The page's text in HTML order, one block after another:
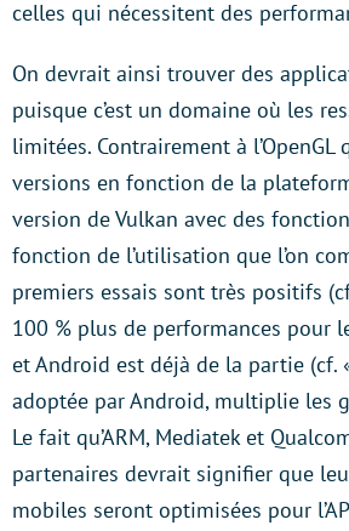
celles qui nécessitent des
On devrait ainsi trouver des
puisque c’est un domaine où les
limitées. Contrairement à l’OpenGL
versions en fonction de la
version de Vulkan avec des
fonction de l’utilisation que l’on
premiers essais sont très positifs
100 % plus de performances pour
et Android est déjà de la partie (cf. «
adoptée par Android, multiplie les
Le fait qu’ARM, Mediatek et
partenaires devrait signifier que
mobiles seront optimisées pour